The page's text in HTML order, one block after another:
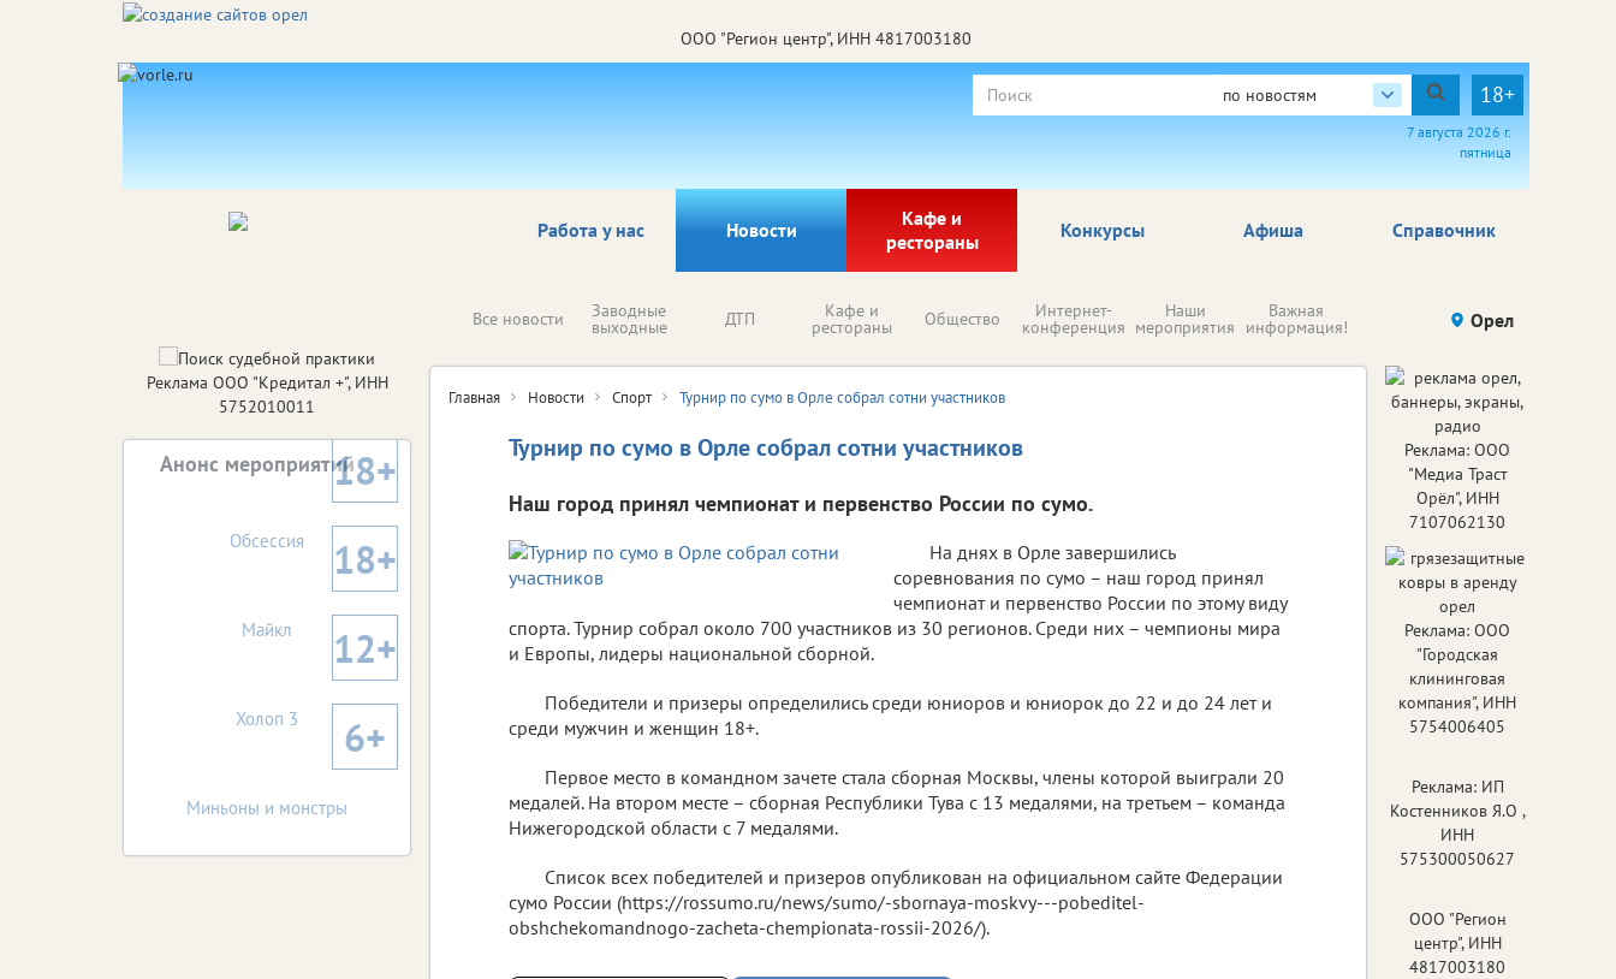
ООО "Регион центр", ИНН 4817003180
по новостям 18+
7 августа 2026 г.
пятница
Работа у нас Новости
Кафе и
рестораны
Афиша Справочник
Конкурсы
Все новости Заводные
выходные ДТП Кафе и
рестораны Общество Интернет-
конференция
Наши
мероприятия
Важная
информация! Происшествия Здоровье
Орел
Главная Новости Спорт Турнир по сумо в Орле собрал сотни участников
Турнир по сумо в Орле собрал сотни участников
Наш город принял чемпионат и первенство России по сумо.
На днях в Орле завершились
соревнования по сумо – наш город принял
чемпионат и первенство России по этому виду
спорта. Турнир собрал около 700 участников из 30 регионов. Среди них – чемпионы мира
и Европы, лидеры национальной сборной.
Победители и призеры определились среди юниоров и юниорок до 22 и до 24 лет и
среди мужчин и женщин 18+.
Первое место в командном зачете стала сборная Москвы, члены которой выиграли 20
медалей. На втором месте – сборная Республики Тува с 13 медалями, на третьем – команда
Нижегородской области с 7 медалями.
Список всех победителей и призеров опубликован на официальном сайте Федерации
сумо России (https://rossumo.ru/news/sumo/-sbornaya-moskvy---pobeditel-
obshchekomandnogo-zacheta-chempionata-rossii-2026/).
Реклама ООО "Кредитал +", ИНН
5752010011
Анонс мероприятий18+
Обсессия 18+
Майкл 12+
Холоп 3 6+
Миньоны и монстры
Реклама: ООО
"Медиа Траст
Орёл", ИНН
7107062130
Реклама: ООО
"Городская
клининговая
компания", ИНН
5754006405
Реклама: ИП
Костенников Я.О ,
ИНН
575300050627
ООО "Регион
центр", ИНН
4817003180